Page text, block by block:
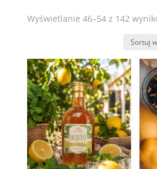
Wyświetlanie 46–54 z 142